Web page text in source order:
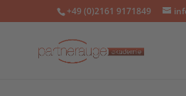
+49 (0)2161 9171849